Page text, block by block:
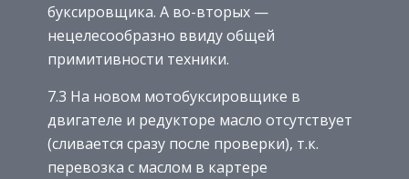
буксировщика. А во-вторых —
нецелесообразно ввиду общей
примитивности техники.
7.3 На новом мотобуксировщике в
двигателе и редукторе масло отсутствует
(сливается сразу после проверки), т.к.
перевозка с маслом в картере